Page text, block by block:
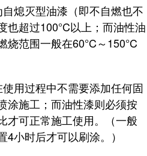
熄灭型油漆（即不自燃也不
也超过100°C以上；而油性油
烧范围一般在60°C～150°C
用过程中不需要添加任何固
涂施工；而油性漆则必须按
才可正常施工使用。（一般
小时后才可以刷涂。）